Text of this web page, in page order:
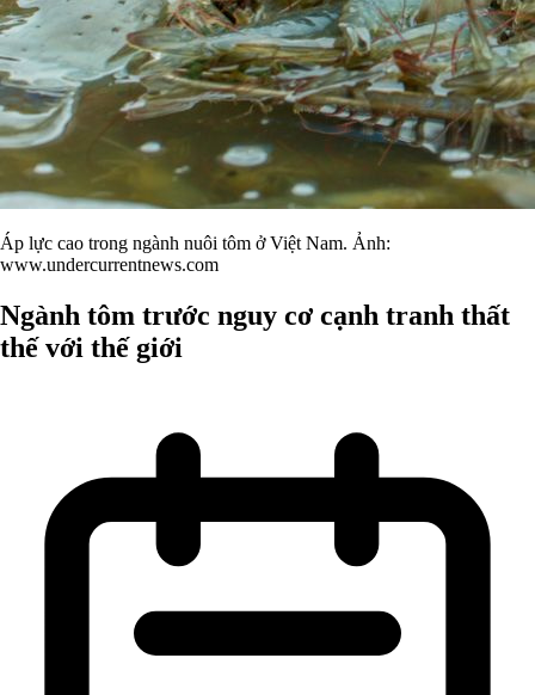
Áp lực cao trong ngành nuôi tôm ở Việt Nam. Ảnh:
www.undercurrentnews.com
Ngành tôm trước nguy cơ cạnh tranh thất
thế với thế giới